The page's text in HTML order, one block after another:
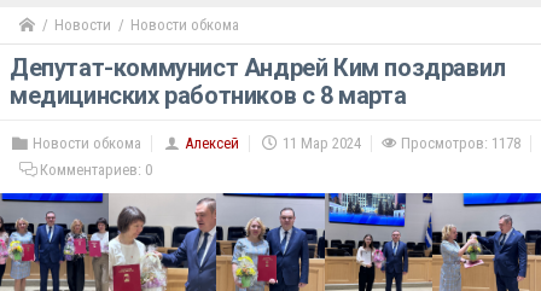
Новости Новости обкома
Депутат-коммунист Андрей Ким поздравил
медицинских работников с 8 марта
Новости обкома Алексей 11 Мар 2024
Просмотров: 1178
Комментариев: 0